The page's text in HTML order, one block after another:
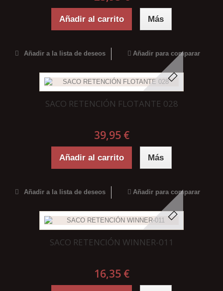
Añadir al carrito Más
Añadir a la lista de deseos Añadir para comparar
SACO RETENCIÓN FLOTANTE 028
39,95 €
Añadir al carrito Más
Añadir a la lista de deseos Añadir para comparar
SACO RETENCIÓN WINNER-011
16,35 €